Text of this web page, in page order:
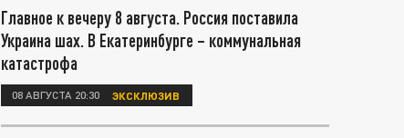
Главное к вечеру 8 августа. Россия поставила
Украина шах. В Екатеринбурге – коммунальная
катастрофа
08 АВГУСТА 20:30 ЭКСКЛЮЗИВ